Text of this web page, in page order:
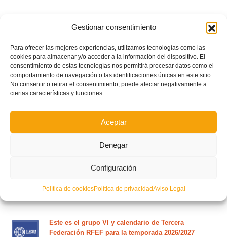
Gestionar consentimiento
Para ofrecer las mejores experiencias, utilizamos tecnologías como las
cookies para almacenar y/o acceder a la información del dispositivo. El
consentimiento de estas tecnologías nos permitirá procesar datos como el
comportamiento de navegación o las identificaciones únicas en este sitio.
No consentir o retirar el consentimiento, puede afectar negativamente a
ciertas características y funciones.
Aceptar
Denegar
Configuración
Política de cookiesPolítica de privacidadAviso Legal
Circular nº. 7 – IV Supercopa Comunitat FFCV Futsal
Circular nº. 6 – Fase Autonómica de la Copa Federación
Este es el grupo VI y calendario de Tercera
Federación RFEF para la temporada 2026/2027